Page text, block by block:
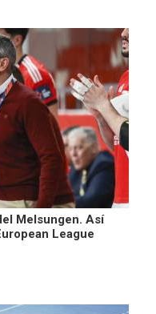
Melsungen. Así
League